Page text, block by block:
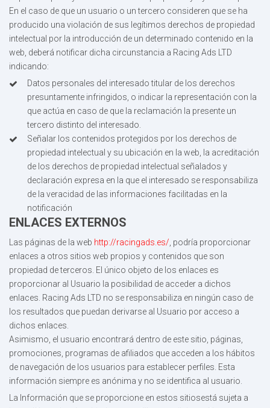
En el caso de que un usuario o un tercero consideren que se ha
producido una violación de sus legítimos derechos de propiedad
intelectual por la introducción de un determinado contenido en la
web, deberá notificar dicha circunstancia a Racing Ads LTD
indicando:
Datos personales del interesado titular de los derechos
presuntamente infringidos, o indicar la representación con la
que actúa en caso de que la reclamación la presente un
tercero distinto del interesado.
Señalar los contenidos protegidos por los derechos de
propiedad intelectual y su ubicación en la web, la acreditación
de los derechos de propiedad intelectual señalados y
declaración expresa en la que el interesado se responsabiliza
de la veracidad de las informaciones facilitadas en la
notificación
ENLACES EXTERNOS
Las páginas de la web http://racingads.es/ , podría proporcionar
enlaces a otros sitios web propios y contenidos que son
propiedad de terceros. El único objeto de los enlaces es
proporcionar al Usuario la posibilidad de acceder a dichos
enlaces. Racing Ads LTD no se responsabiliza en ningún caso de
los resultados que puedan derivarse al Usuario por acceso a
dichos enlaces.
Asimismo, el usuario encontrará dentro de este sitio, páginas,
promociones, programas de afiliados que acceden a los hábitos
de navegación de los usuarios para establecer perfiles. Esta
información siempre es anónima y no se identifica al usuario.
La Información que se proporcione en estos sitiosestá sujeta a